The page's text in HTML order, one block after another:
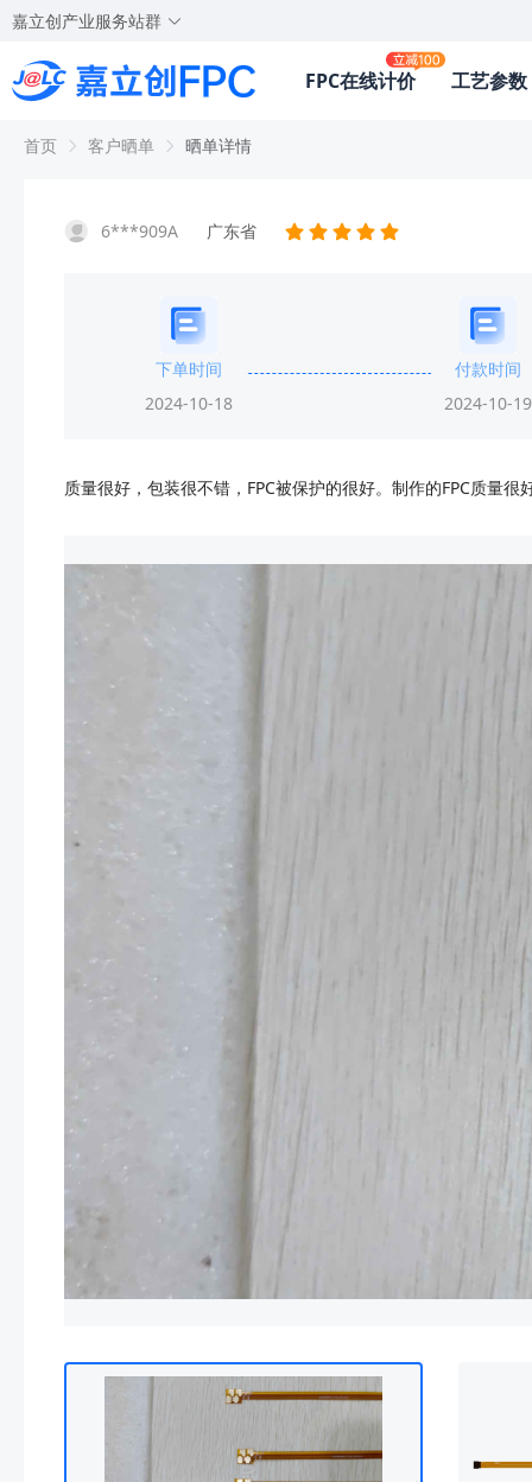
嘉立创产业服务站群
FPC在线计价 工艺参数
首页 客户晒单 晒单详情
6***909A 广东省
下单时间
2024-10-18
付款时间
2024-10-19
质量很好，包装很不错，FPC被保护的很好。制作的FPC质量很